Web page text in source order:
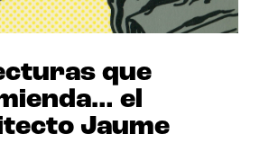
que
el
Jaume